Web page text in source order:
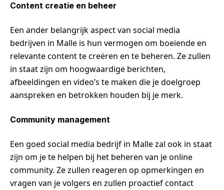
Content creatie en beheer
Een ander belangrijk aspect van social media
bedrijven in Malle is hun vermogen om boeiende en
relevante content te creëren en te beheren. Ze zullen
in staat zijn om hoogwaardige berichten,
afbeeldingen en video’s te maken die je doelgroep
aanspreken en betrokken houden bij je merk.
Community management
Een goed social media bedrijf in Malle zal ook in staat
zijn om je te helpen bij het beheren van je online
community. Ze zullen reageren op opmerkingen en
vragen van je volgers en zullen proactief contact